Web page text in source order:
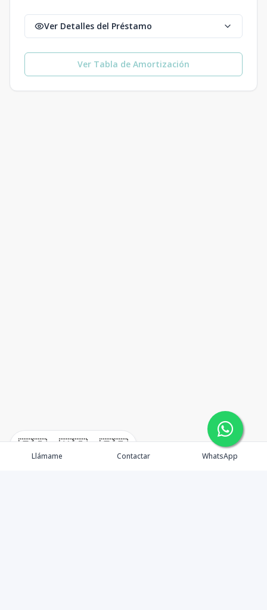
🇪🇸 🇺🇸 🇫🇷
Ver Detalles del Préstamo
Ver Tabla de Amortización
Llámame Contactar WhatsApp